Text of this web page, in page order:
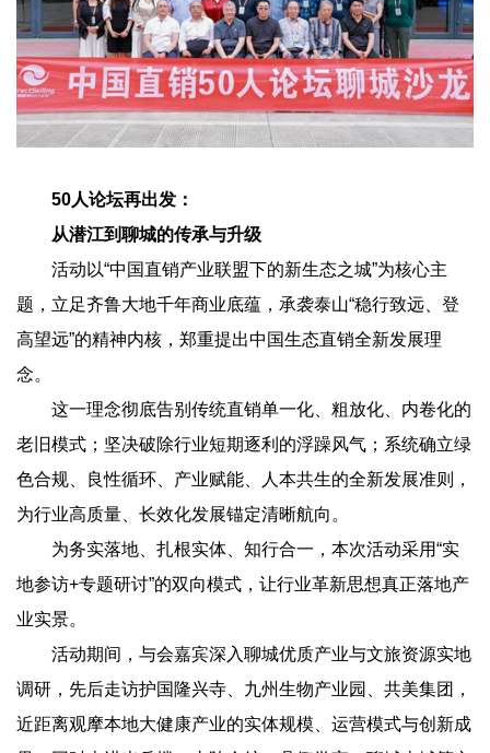
50人论坛再出发：
从潜江到聊城的传承与升级
活动以“中国直销产业联盟下的新生态之城”为核心主
题，立足齐鲁大地千年商业底蕴，承袭泰山“稳行致远、登
高望远”的精神内核，郑重提出中国生态直销全新发展理
念。
这一理念彻底告别传统直销单一化、粗放化、内卷化的
老旧模式；坚决破除行业短期逐利的浮躁风气；系统确立绿
色合规、良性循环、产业赋能、人本共生的全新发展准则，
为行业高质量、长效化发展锚定清晰航向。
为务实落地、扎根实体、知行合一，本次活动采用“实
地参访+专题研讨”的双向模式，让行业革新思想真正落地产
业实景。
活动期间，与会嘉宾深入聊城优质产业与文旅资源实地
调研，先后走访护国隆兴寺、九州生物产业园、共美集团，
近距离观摩本地大健康产业的实体规模、运营模式与创新成